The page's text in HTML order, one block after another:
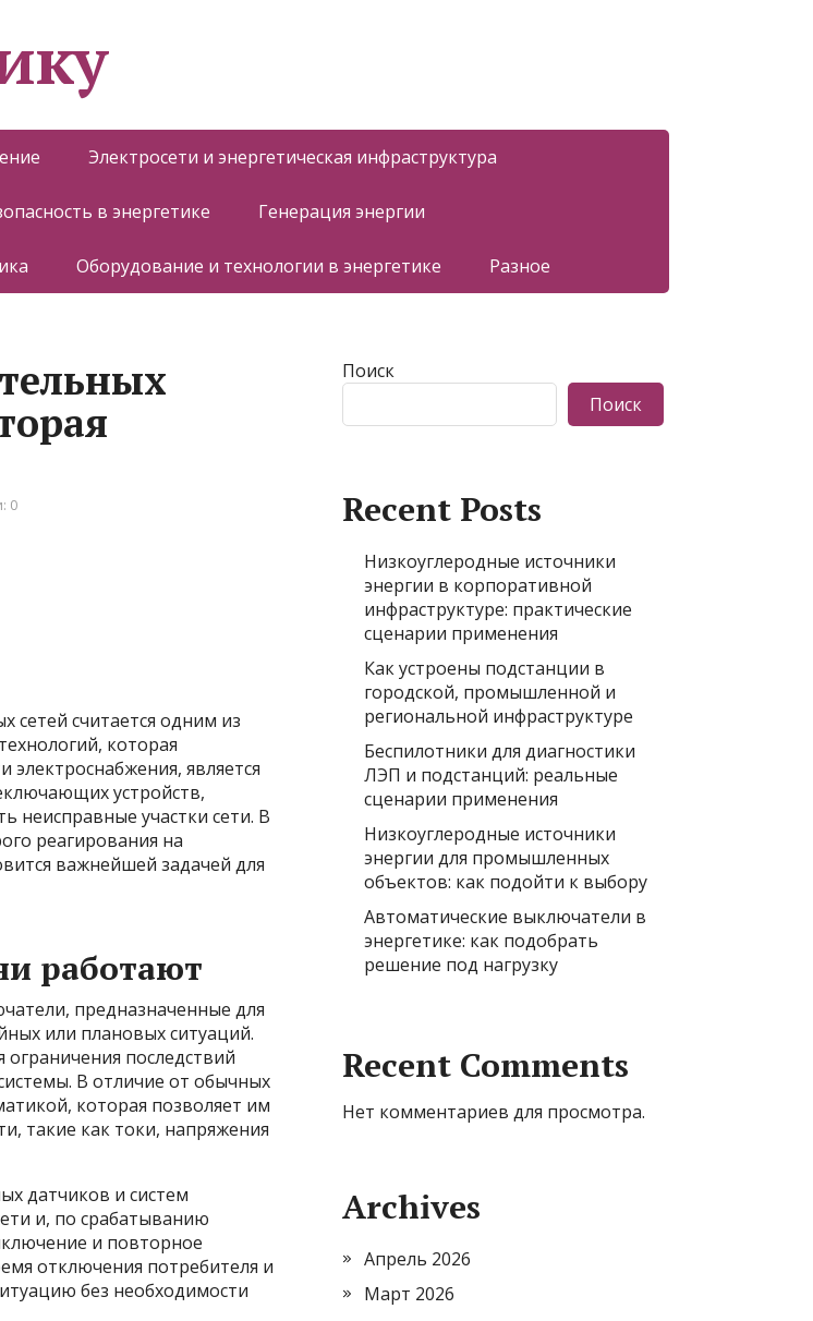
Электросети и энергетическая инфраструктура
в энергетике Генерация энергии
Оборудование и технологии в энергетике Разное
0
сетей считается одним из
которая
является
устройств,
неисправные участки сети. В
реагирования на
важнейшей задачей для
работают
предназначенные для
или плановых ситуаций.
последствий
В отличие от обычных
которая позволяет им
такие как токи, напряжения
датчиков и систем
и, по срабатыванию
и повторное
отключения потребителя и
без необходимости
Поиск
Поиск
Recent Posts
Низкоуглеродные источники
энергии в корпоративной
инфраструктуре: практические
сценарии применения
Как устроены подстанции в
городской, промышленной и
региональной инфраструктуре
Беспилотники для диагностики
ЛЭП и подстанций: реальные
сценарии применения
Низкоуглеродные источники
энергии для промышленных
объектов: как подойти к выбору
Автоматические выключатели в
энергетике: как подобрать
решение под нагрузку
Recent Comments
Нет комментариев для просмотра.
Archives
Апрель 2026
Март 2026